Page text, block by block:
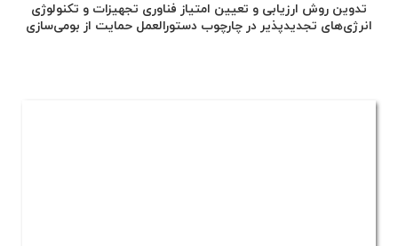
تدوین روش ارزیابی و تعیین امتیاز فناوری تجهیزات و تکنولوژی
انرژی‌های تجدیدپذیر در چارچوب دستورالعمل حمایت از بومی‌سازی